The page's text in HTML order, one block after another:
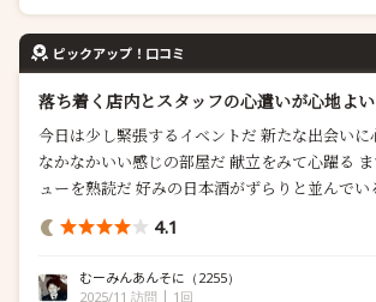
ピックアップ！口コミ
落ち着く店内とスタッフの心遣いが心地よい
今日は少し緊張するイベントだ 新たな出会いに心躍らせ席につく
なかなかいい感じの部屋だ 献立をみて心躍る まずはドリンクメニ
ューを熟読だ 好みの日本酒がずらりと並んでいる スタッフの丁寧
な対応が心地よい メンバーが揃ったとこらでスタートだ いてもど
4.1
むーみんあんそに （2255）
2025/11 訪問
1回